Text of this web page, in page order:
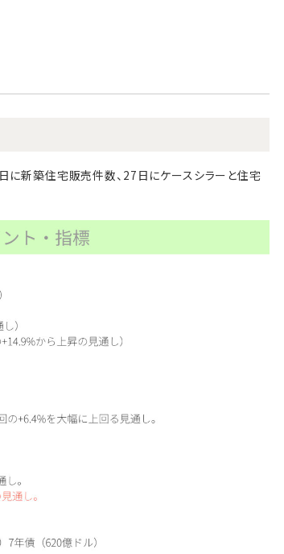
に新築住宅販売件数、27日にケースシラーと住宅